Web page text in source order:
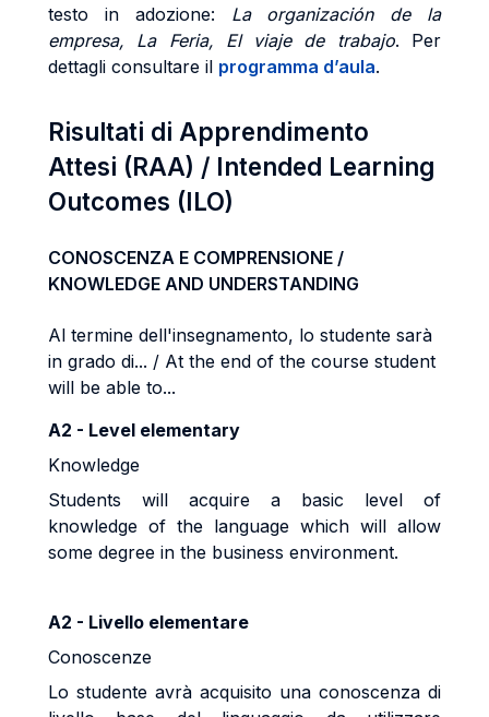
testo in adozione: La organización de la
empresa, La Feria, El viaje de trabajo. Per
dettagli consultare il programma d’aula.
Risultati di Apprendimento
Attesi (RAA) / Intended Learning
Outcomes (ILO)
CONOSCENZA E COMPRENSIONE /
KNOWLEDGE AND UNDERSTANDING
Al termine dell'insegnamento, lo studente sarà
in grado di... / At the end of the course student
will be able to...
A2 - Level elementary
Knowledge
Students will acquire a basic level of
knowledge of the language which will allow
some degree in the business environment.
A2 - Livello elementare
Conoscenze
Lo studente avrà acquisito una conoscenza di